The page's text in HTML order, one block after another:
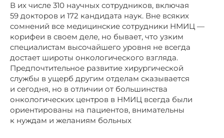
В их числе 310 научных сотрудников, включая
59 докторов и 172 кандидата наук. Вне всяких
сомнений все медицинские сотрудники НМИЦ —
корифеи в своем деле, но бывает, что узким
специалистам высочайшего уровня не всегда
достает широты онкологического взгляда.
Предпочтительное развитие хирургической
службы в ущерб другим отделам сказывается
и сегодня, но в отличии от большинства
онкологических центров в НМИЦ всегда были
ориентированы на пациентов, внимательны
к нуждам и желаниям больных